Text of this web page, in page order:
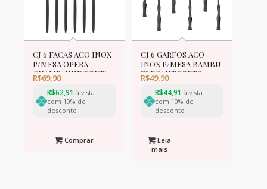
CJ 6 FACAS ACO INOX
P/MESA OPERA
CHAMPANHE/PRETA
22cm
R$69,90
R$62,91 à vista
com 10% de
desconto
Comprar
CJ 6 GARFOS ACO
INOX P/MESA BAMBU
ELEGANT PRETO
19,8cm
R$49,90
R$44,91 à vista
com 10% de
desconto
Leia
mais